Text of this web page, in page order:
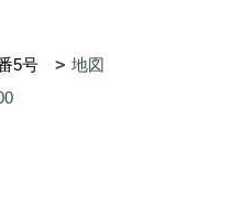
5号
地図